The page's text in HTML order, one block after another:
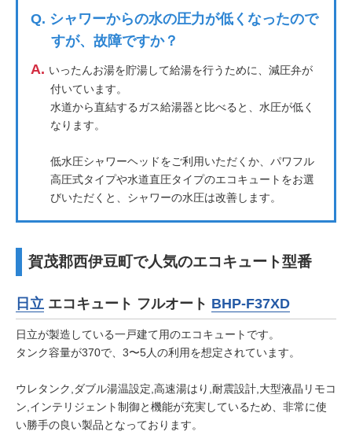
Q. シャワーからの水の圧力が低くなったので
すが、故障ですか？
A. いったんお湯を貯湯して給湯を行うために、減圧弁が
付いています。
水道から直結するガス給湯器と比べると、水圧が低く
なります。
低水圧シャワーヘッドをご利用いただくか、パワフル
高圧式タイプや水道直圧タイプのエコキュートをお選
びいただくと、シャワーの水圧は改善します。
賀茂郡西伊豆町で人気のエコキュート型番
日立 エコキュート フルオート BHP-F37XD
日立が製造している一戸建て用のエコキュートです。
タンク容量が370で、3〜5人の利用を想定されています。
ウレタンク,ダブル湯温設定,高速湯はり,耐震設計,大型液晶リモコ
ン,インテリジェント制御と機能が充実しているため、非常に使
い勝手の良い製品となっております。